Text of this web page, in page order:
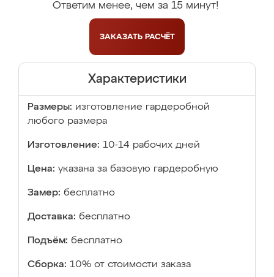
Ответим менее, чем за 15 минут!
ЗАКАЗАТЬ РАСЧЁТ
Характеристики
Размеры: изготовление гардеробной
любого размера
Изготовление: 10-14 рабочих дней
Цена: указана за базовую гардеробную
Замер: бесплатно
Доставка: бесплатно
Подъём: бесплатно
Сборка: 10% от стоимости заказа